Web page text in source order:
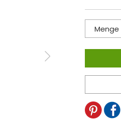
Menge